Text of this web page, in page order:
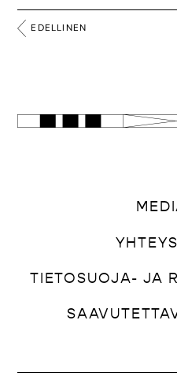
EDELLINEN
TIETOSUOJA- JA